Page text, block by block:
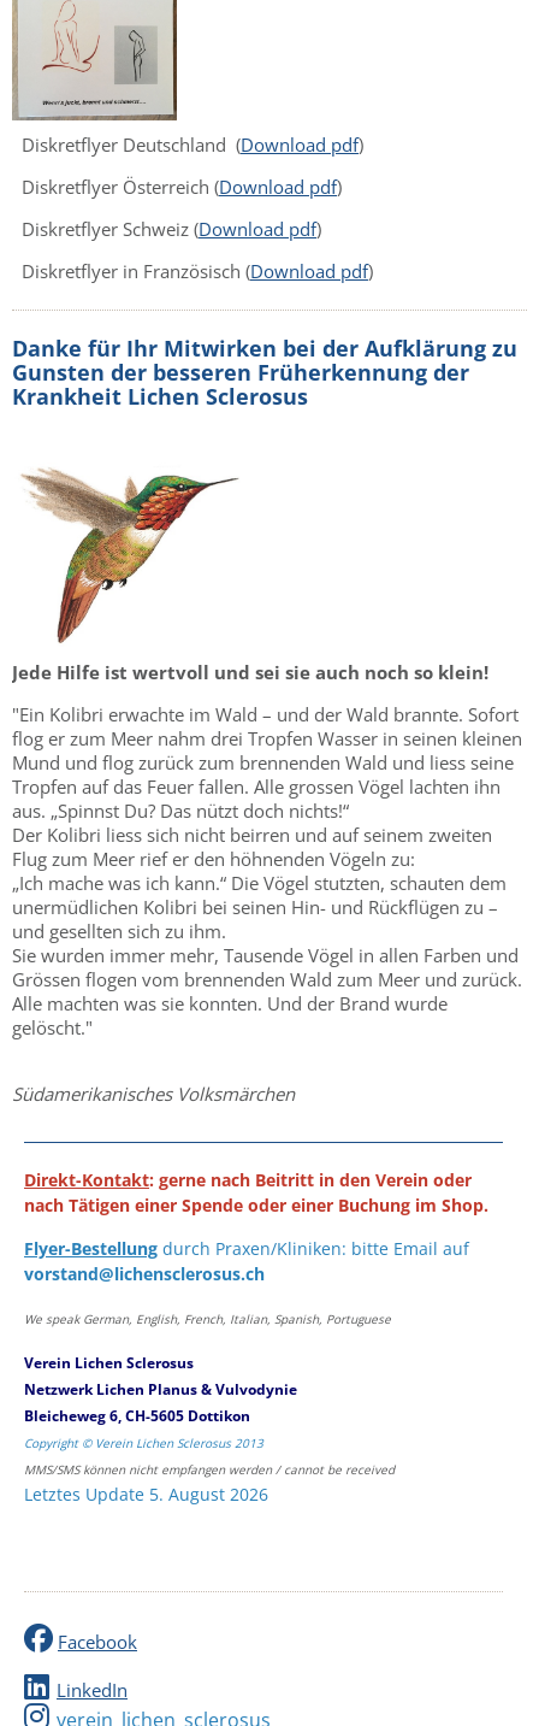
Diskretflyer Deutschland (Download pdf)
Diskretflyer Österreich (Download pdf)
Diskretflyer Schweiz (Download pdf)
Diskretflyer in Französisch (Download pdf)
Danke für Ihr Mitwirken bei der Aufklärung zu
Gunsten der besseren Früherkennung der
Krankheit Lichen Sclerosus
Jede Hilfe ist wertvoll und sei sie auch noch so klein!
"Ein Kolibri erwachte im Wald – und der Wald brannte. Sofort
flog er zum Meer nahm drei Tropfen Wasser in seinen kleinen
Mund und flog zurück zum brennenden Wald und liess seine
Tropfen auf das Feuer fallen. Alle grossen Vögel lachten ihn
aus. „Spinnst Du? Das nützt doch nichts!“
Der Kolibri liess sich nicht beirren und auf seinem zweiten
Flug zum Meer rief er den höhnenden Vögeln zu:
„Ich mache was ich kann.“ Die Vögel stutzten, schauten dem
unermüdlichen Kolibri bei seinen Hin- und Rückflügen zu –
und gesellten sich zu ihm.
Sie wurden immer mehr, Tausende Vögel in allen Farben und
Grössen flogen vom brennenden Wald zum Meer und zurück.
Alle machten was sie konnten. Und der Brand wurde
gelöscht."
Südamerikanisches Volksmärchen
Direkt-Kontakt: gerne nach Beitritt in den Verein oder
nach Tätigen einer Spende oder einer Buchung im Shop.
Flyer-Bestellung durch Praxen/Kliniken: bitte Email auf
vorstand@lichensclerosus.ch
We speak German, English, French, Italian, Spanish, Portuguese
Verein Lichen Sclerosus
Netzwerk Lichen Planus & Vulvodynie
Bleicheweg 6, CH-5605 Dottikon
Copyright © Verein Lichen Sclerosus 2013
MMS/SMS können nicht empfangen werden / cannot be received
Letztes Update 5. August 2026
Facebook
LinkedIn
verein_lichen_sclerosus